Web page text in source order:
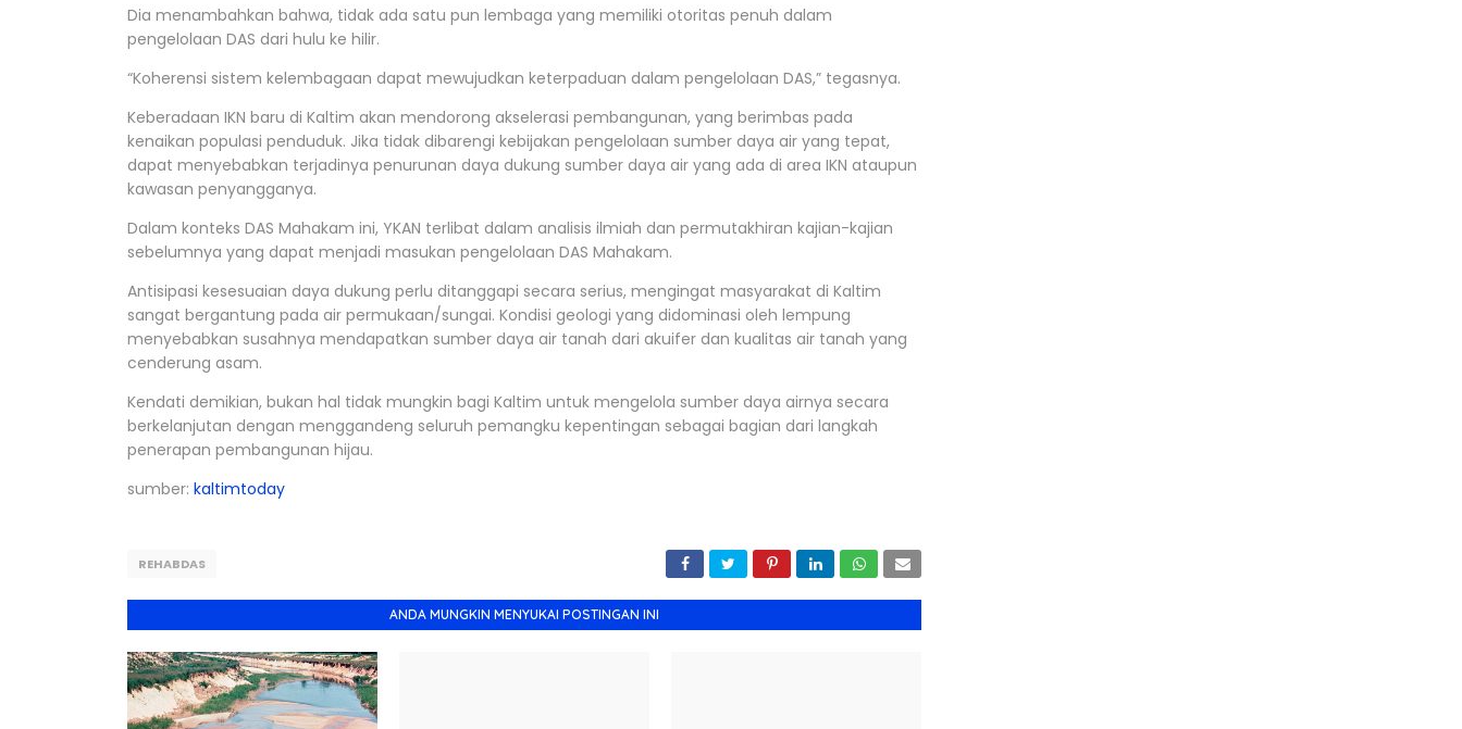
Dia menambahkan bahwa, tidak ada satu pun lembaga yang memiliki otoritas penuh dalam
pengelolaan DAS dari hulu ke hilir.
“Koherensi sistem kelembagaan dapat mewujudkan keterpaduan dalam pengelolaan DAS,” tegasnya.
Keberadaan IKN baru di Kaltim akan mendorong akselerasi pembangunan, yang berimbas pada
kenaikan populasi penduduk. Jika tidak dibarengi kebijakan pengelolaan sumber daya air yang tepat,
dapat menyebabkan terjadinya penurunan daya dukung sumber daya air yang ada di area IKN ataupun
kawasan penyangganya.
Dalam konteks DAS Mahakam ini, YKAN terlibat dalam analisis ilmiah dan permutakhiran kajian-kajian
sebelumnya yang dapat menjadi masukan pengelolaan DAS Mahakam.
Antisipasi kesesuaian daya dukung perlu ditanggapi secara serius, mengingat masyarakat di Kaltim
sangat bergantung pada air permukaan/sungai. Kondisi geologi yang didominasi oleh lempung
menyebabkan susahnya mendapatkan sumber daya air tanah dari akuifer dan kualitas air tanah yang
cenderung asam.
Kendati demikian, bukan hal tidak mungkin bagi Kaltim untuk mengelola sumber daya airnya secara
berkelanjutan dengan menggandeng seluruh pemangku kepentingan sebagai bagian dari langkah
penerapan pembangunan hijau.
sumber: kaltimtoday
REHABDAS
ANDA MUNGKIN MENYUKAI POSTINGAN INI